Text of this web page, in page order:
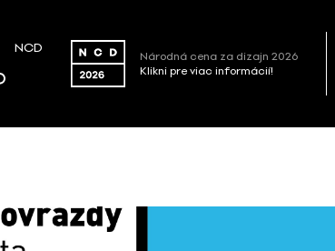
NCD
Národná cena za dizajn 2026
Klikni pre viac informácií!